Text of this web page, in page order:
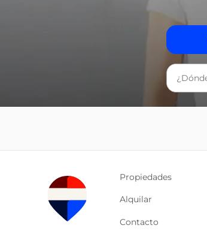
Propiedades
Alquilar
Contacto